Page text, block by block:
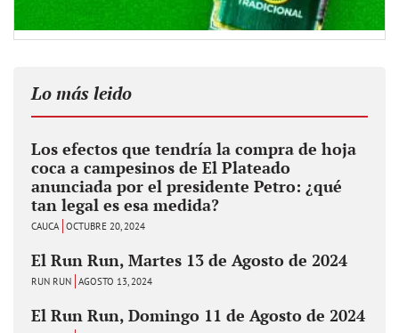
Lo más leido
Los efectos que tendría la compra de hoja
coca a campesinos de El Plateado
anunciada por el presidente Petro: ¿qué
tan legal es esa medida?
CAUCA OCTUBRE 20, 2024
El Run Run, Martes 13 de Agosto de 2024
RUN RUN AGOSTO 13, 2024
El Run Run, Domingo 11 de Agosto de 2024